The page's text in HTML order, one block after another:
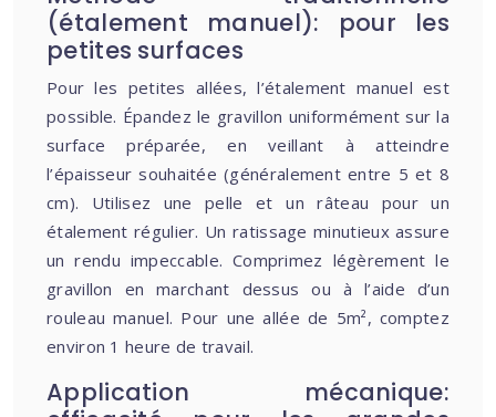
(étalement manuel): pour les
petites surfaces
Pour les petites allées, l’étalement manuel est
possible. Épandez le gravillon uniformément sur la
surface préparée, en veillant à atteindre
l’épaisseur souhaitée (généralement entre 5 et 8
cm). Utilisez une pelle et un râteau pour un
étalement régulier. Un ratissage minutieux assure
un rendu impeccable. Comprimez légèrement le
gravillon en marchant dessus ou à l’aide d’un
rouleau manuel. Pour une allée de 5m², comptez
environ 1 heure de travail.
Application mécanique: